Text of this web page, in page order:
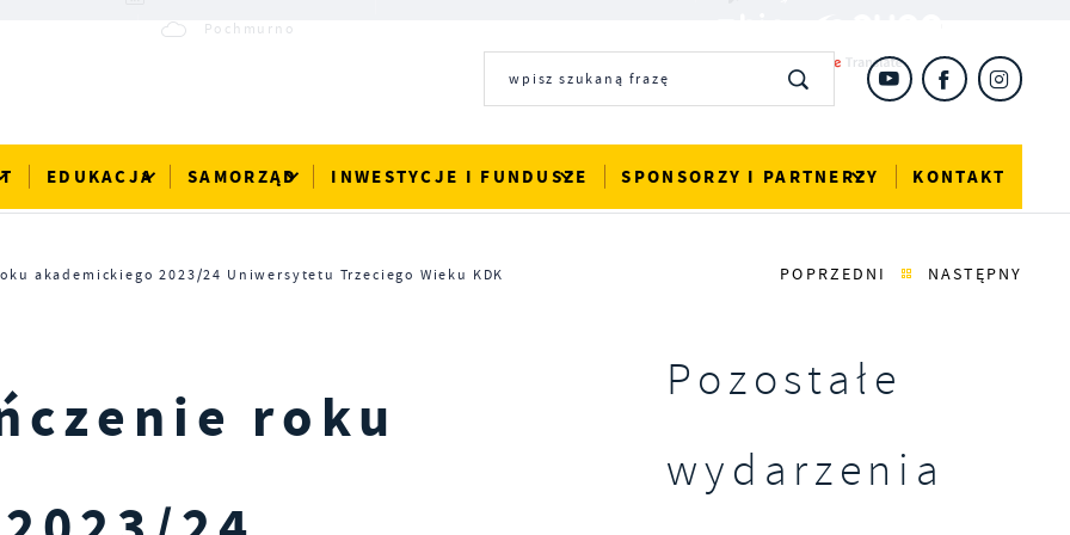
Pochmurno
EDUKACJA SAMORZĄD INWESTYCJE I FUNDUSZE SPONSORZY I PARTNERZY KONTAKT
akademickiego 2023/24 Uniwersytetu Trzeciego Wieku KDK POPRZEDNI NASTĘPNY
roku
Pozostałe
wydarzenia